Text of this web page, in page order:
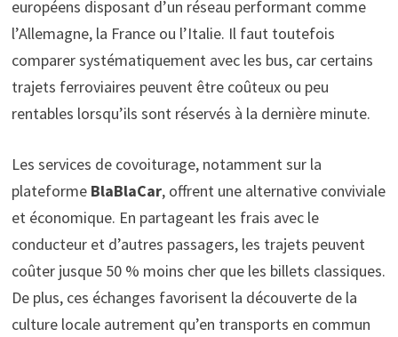
européens disposant d’un réseau performant comme
l’Allemagne, la France ou l’Italie. Il faut toutefois
comparer systématiquement avec les bus, car certains
trajets ferroviaires peuvent être coûteux ou peu
rentables lorsqu’ils sont réservés à la dernière minute.
Les services de covoiturage, notamment sur la
plateforme BlaBlaCar, offrent une alternative conviviale
et économique. En partageant les frais avec le
conducteur et d’autres passagers, les trajets peuvent
coûter jusque 50 % moins cher que les billets classiques.
De plus, ces échanges favorisent la découverte de la
culture locale autrement qu’en transports en commun